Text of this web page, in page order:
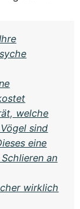
welche
sind
eine
an
wirklich